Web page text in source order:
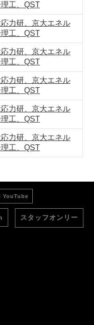
工、QST
力研、京大エネル
工、QST
力研、京大エネル
工、QST
力研、京大エネル
工、QST
力研、京大エネル
工、QST
力研、京大エネル
工、QST
YouTube
スタッフオンリー